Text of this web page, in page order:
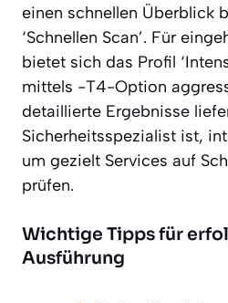
einen schnellen Überblick
‘Schnellen Scan’. Für
bietet sich das Profil
mittels -T4-Option
detaillierte Ergebnisse
Sicherheitsspezialist ist,
um gezielt Services auf
prüfen.
Wichtige Tipps für
Ausführung